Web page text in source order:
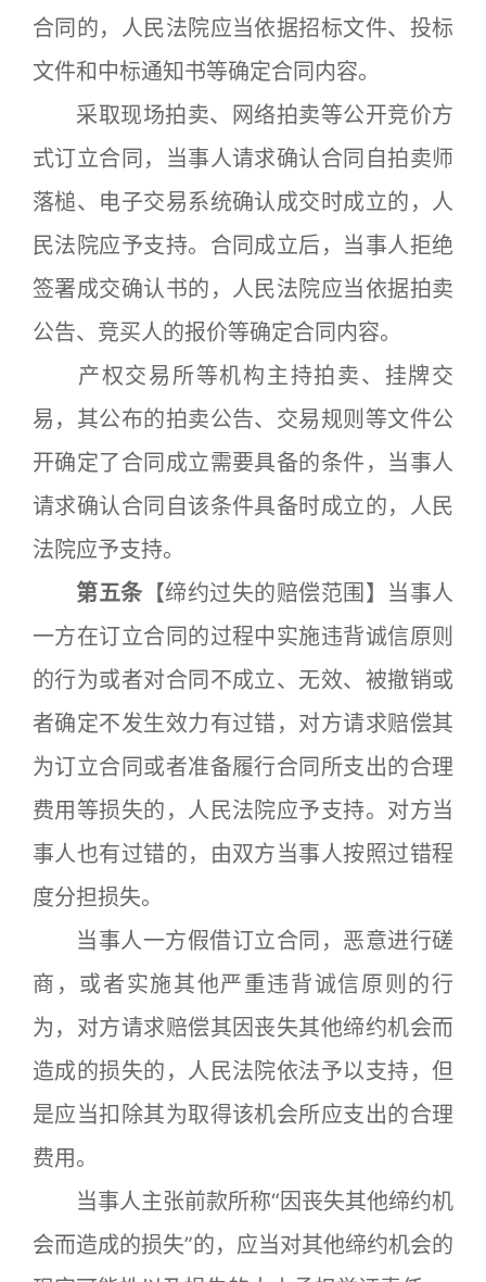
合同的，人民法院应当依据招标文件、投标
文件和中标通知书等确定合同内容。
采取现场拍卖、网络拍卖等公开竞价方
式订立合同，当事人请求确认合同自拍卖师
落槌、电子交易系统确认成交时成立的，人
民法院应予支持。合同成立后，当事人拒绝
签署成交确认书的，人民法院应当依据拍卖
公告、竞买人的报价等确定合同内容。
产权交易所等机构主持拍卖、挂牌交
易，其公布的拍卖公告、交易规则等文件公
开确定了合同成立需要具备的条件，当事人
请求确认合同自该条件具备时成立的，人民
法院应予支持。
第五条 【缔约过失的赔偿范围】当事人
一方在订立合同的过程中实施违背诚信原则
的行为或者对合同不成立、无效、被撤销或
者确定不发生效力有过错，对方请求赔偿其
为订立合同或者准备履行合同所支出的合理
费用等损失的，人民法院应予支持。对方当
事人也有过错的，由双方当事人按照过错程
度分担损失。
当事人一方假借订立合同，恶意进行磋
商，或者实施其他严重违背诚信原则的行
为，对方请求赔偿其因丧失其他缔约机会而
造成的损失的，人民法院依法予以支持，但
是应当扣除其为取得该机会所应支出的合理
费用。
当事人主张前款所称“因丧失其他缔约机
会而造成的损失”的，应当对其他缔约机会的